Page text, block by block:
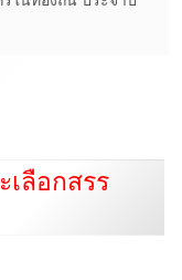
เลือกสรร